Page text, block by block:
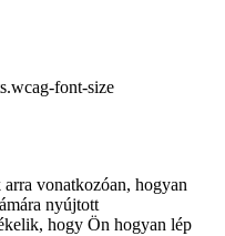
font-size
vonatkozóan, hogyan
nyújtott
hogy Ön hogyan lép